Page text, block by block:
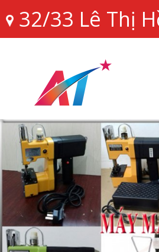
32/33 Lê Thị